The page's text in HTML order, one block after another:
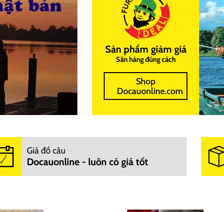
Sản phẩm giảm giá
Săn hàng đúng cách
Shop
Docauonline.com
Giá đồ câu
Docauonline - luôn có giá tốt